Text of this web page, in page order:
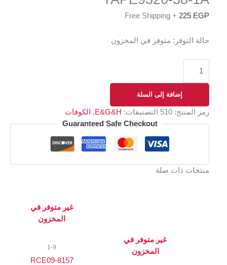
225 EGP
+ Free Shipping
حالة التوفر: متوفر في المخزون
إضافة إلى السلة
رمز المنتج: 510 التصنيفات: E&G&H
,
الكوفات
Guaranteed Safe Checkout
منتجات ذات صلة
غير متوفر في
المخزون
غير متوفر في
المخزون
1-9
8157-RCE09